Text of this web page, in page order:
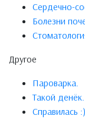
Сердечно-
Болезни
Другое
Пароварка.
Такой денёк.
Справилась :)